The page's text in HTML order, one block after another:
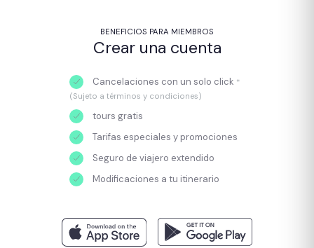
BENEFICIOS PARA MIEMBROS
Crear una cuenta
Cancelaciones con un solo click *
(Sujeto a términos y condiciones)
tours gratis
Tarifas especiales y promociones
Seguro de viajero extendido
Modificaciones a tu itinerario